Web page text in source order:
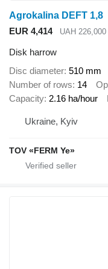
Agrokalina DEFT 1,8
EUR 4,414
UAH 226,000
Disk harrow
Disc diameter 510 mm
Number of rows 14
Capacity 2.16 ha/hour
Ukraine, Kyiv
TOV «FERM Ye»